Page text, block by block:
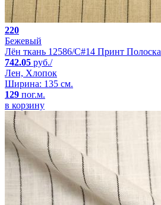
220
Бежевый
Лён ткань 12586/C#14 Принт Полоска
742.05 руб./
Лен, Хлопок
Ширина: 135 см.
129 пог.м.
в корзину